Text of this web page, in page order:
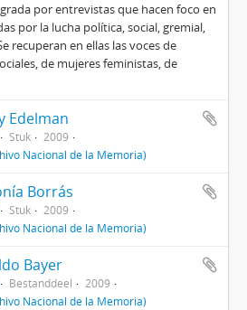
por entrevistas que hacen foco en
por la lucha política, social, gremial,
recuperan en ellas las voces de
de mujeres feministas, de
Edelman
Stuk
2009
Nacional de la Memoria)
Borrás
Stuk
2009
Nacional de la Memoria)
Bayer
Bestanddeel
2009
Nacional de la Memoria)